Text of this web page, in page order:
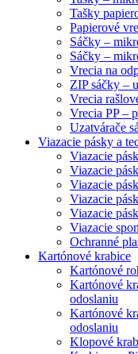
Tašky
Papierové
Sáčky –
Sáčky –
Vrecia na
ZIP sáčky –
Vrecia
Vrecia PP –
Uzatvárače
Viazacie pásky a
Viazacie
Viazacie
Viazacie
Viazacie
Viazacie
Viazacie
Ochranné
Kartónové krabice
Kartónové
Kartónové
odoslaniu
Kartónové
odoslaniu
Klopové